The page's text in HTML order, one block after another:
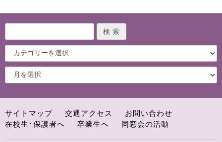
サイトマップ 交通アクセス
お問い合わせ
在校生･保護者へ
卒業生へ 同窓会の活動